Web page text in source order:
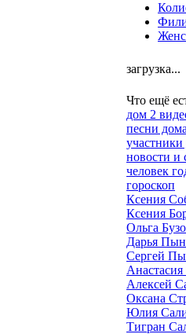
загрузка...
Что ещё
дом 2
песни
участники
новости и
человек
гороскоп
Ксения
Ксения
Ольга
Дарья
Сергей
Анастасия
Алексей
Оксана
Юлия
Тигран